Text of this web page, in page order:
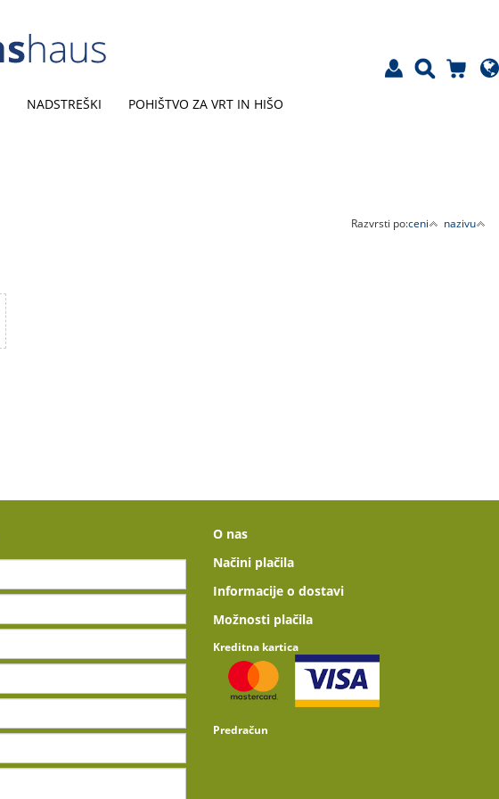
NADSTREŠKI POHIŠTVO ZA VRT IN HIŠO
Razvrsti po:ceni nazivu
O nas
Načini plačila
Informacije o dostavi
Možnosti plačila
Kreditna kartica
Predračun